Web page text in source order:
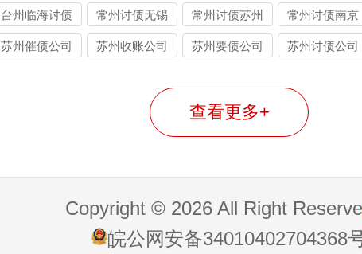
台州临海讨债
公司
常州讨债无锡
公司
常州讨债苏州
公司
常州讨债南京
公司
苏州催债公司 苏州收账公司 苏州要债公司 苏州讨债公司
查看更多+
Copyright © 2026 All Right Reserve
皖公网安备34010402704368